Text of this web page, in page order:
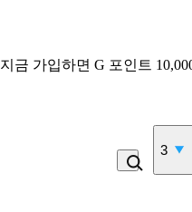
지금 가입하면 G 포인트
3